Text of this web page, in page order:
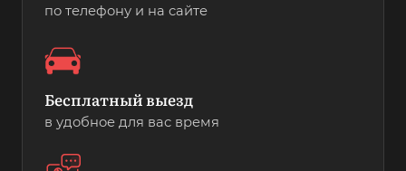
по телефону и на сайте
Бесплатный выезд
в удобное для вас время